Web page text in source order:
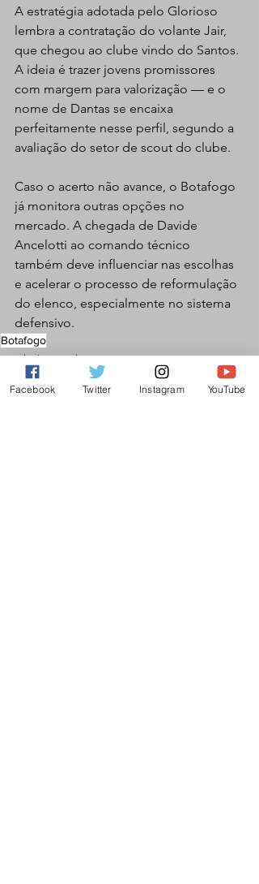
A estratégia adotada pelo Glorioso
lembra a contratação do volante Jair,
que chegou ao clube vindo do Santos.
A ideia é trazer jovens promissores
com margem para valorização — e o
nome de Dantas se encaixa
perfeitamente nesse perfil, segundo a
avaliação do setor de scout do clube.
Caso o acerto não avance, o Botafogo
já monitora outras opções no
mercado. A chegada de Davide
Ancelotti ao comando técnico
também deve influenciar nas escolhas
e acelerar o processo de reformulação
do elenco, especialmente no sistema
defensivo.
Botafogo
Futebol Masculino
Facebook Twitter Instagram YouTube